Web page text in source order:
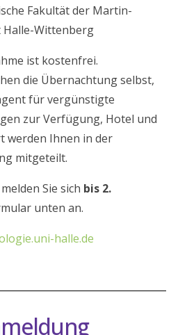
Fakultät der Martin-
Wittenberg
ist kostenfrei.
die Übernachtung selbst,
für vergünstigte
zur Verfügung, Hotel und
werden Ihnen in der
mitgeteilt.
Sie sich bis 2.
unten an.
halle.de